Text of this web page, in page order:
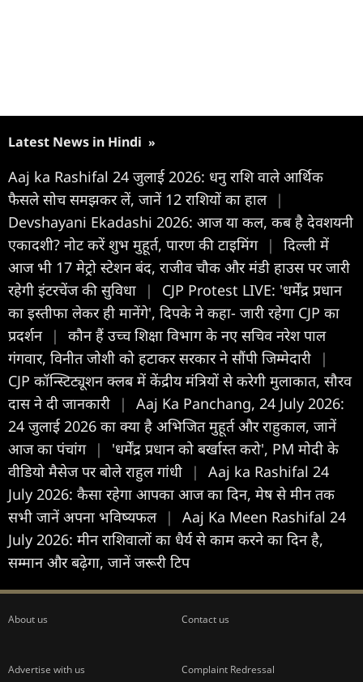
Latest News in Hindi »
Aaj ka Rashifal 24 जुलाई 2026: धनु राशि वाले आर्थिक
फैसले सोच समझकर लें, जानें 12 राशियों का हाल |
Devshayani Ekadashi 2026: आज या कल, कब है देवशयनी
एकादशी? नोट करें शुभ मुहूर्त, पारण की टाइमिंग |
दिल्ली में
आज भी 17 मेट्रो स्टेशन बंद, राजीव चौक और मंडी हाउस पर जारी
रहेगी इंटरचेंज की सुविधा
|
CJP Protest LIVE: 'धर्मेंद्र प्रधान
का इस्तीफा लेकर ही मानेंगे', दिपके ने कहा- जारी रहेगा CJP का
प्रदर्शन |
कौन हैं उच्च शिक्षा विभाग के नए सचिव नरेश पाल
गंगवार, विनीत जोशी को हटाकर सरकार ने सौंपी जिम्मेदारी
|
CJP कॉन्स्टिट्यूशन क्लब में केंद्रीय मंत्रियों से करेगी मुलाकात, सौरव
दास ने दी जानकारी
|
Aaj Ka Panchang, 24 July 2026:
24 जुलाई 2026 का क्या है अभिजित मुहूर्त और राहुकाल, जानें
आज का पंचांग |
'धर्मेंद्र प्रधान को बर्खास्त करो', PM मोदी के
वीडियो मैसेज पर बोले राहुल गांधी
|
Aaj ka Rashifal 24
July 2026: कैसा रहेगा आपका आज का द‍िन, मेष से मीन तक
सभी जानें अपना भविष्यफल |
Aaj Ka Meen Rashifal 24
July 2026: मीन राशिवालों का धैर्य से काम करने का दिन है,
सम्मान और बढ़ेगा, जानें जरूरी टिप
About us Contact us
Advertise with us Complaint Redressal